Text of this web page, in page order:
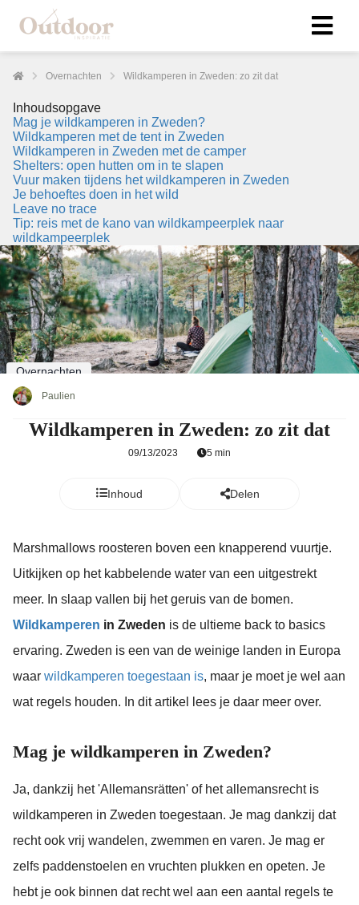
Overnachten Wildkamperen in Zweden: zo zit dat
Inhoudsopgave
Mag je wildkamperen in Zweden?
Wildkamperen met de tent in Zweden
Wildkamperen in Zweden met de camper
Shelters: open hutten om in te slapen
Vuur maken tijdens het wildkamperen in Zweden
Je behoeftes doen in het wild
Leave no trace
Tip: reis met de kano van wildkampeerplek naar
wildkampeerplek
Overnachten
Paulien
Wildkamperen in Zweden: zo zit dat
09/13/2023 5 min
Inhoud Delen
Marshmallows roosteren boven een knapperend vuurtje.
Uitkijken op het kabbelende water van een uitgestrekt
meer. In slaap vallen bij het geruis van de bomen.
Wildkamperen in Zweden is de ultieme back to basics
ervaring. Zweden is een van de weinige landen in Europa
waar wildkamperen toegestaan is, maar je moet je wel aan
wat regels houden. In dit artikel lees je daar meer over.
Mag je wildkamperen in Zweden?
Ja, dankzij het 'Allemansrätten' of het allemansrecht is
wildkamperen in Zweden toegestaan. Je mag dankzij dat
recht ook vrij wandelen, zwemmen en varen. Je mag er
zelfs paddenstoelen en vruchten plukken en opeten. Je
hebt je ook binnen dat recht wel aan een aantal regels te